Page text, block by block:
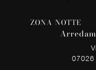
ZONA NOTTE
07026